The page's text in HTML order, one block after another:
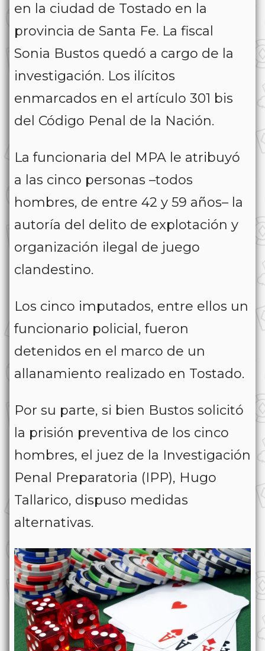
en la ciudad de Tostado en la
provincia de Santa Fe. La fiscal
Sonia Bustos quedó a cargo de la
investigación. Los ilícitos
enmarcados en el artículo 301 bis
del Código Penal de la Nación.
La funcionaria del MPA le atribuyó
a las cinco personas –todos
hombres, de entre 42 y 59 años– la
autoría del delito de explotación y
organización ilegal de juego
clandestino.
Los cinco imputados, entre ellos un
funcionario policial, fueron
detenidos en el marco de un
allanamiento realizado en Tostado.
Por su parte, si bien Bustos solicitó
la prisión preventiva de los cinco
hombres, el juez de la Investigación
Penal Preparatoria (IPP), Hugo
Tallarico, dispuso medidas
alternativas.